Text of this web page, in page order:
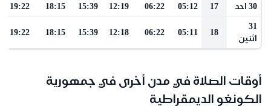
30 احد 17
05:12
06:22
12:19
15:39
18:15
19:22
31
اثنين
18
05:11
06:22
12:18
15:39
18:15
19:22
أوقات الصلاة في مدن أخرى في جمهورية
الكونغو الديمقراطية